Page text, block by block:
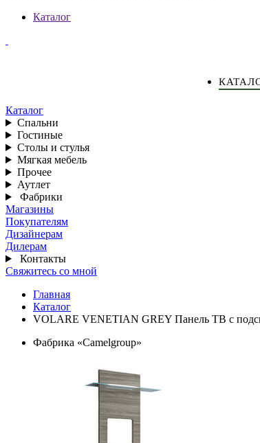
Каталог
Каталог
Спальни
Гостиные
Столы и стулья
Мягкая мебель
Прочее
Аутлет
Фабрики
Магазины
Покупателям
Дизайнерам
Дилерам
Контакты
Свяжитесь со мной
Главная
Каталог
VOLARE VENETIAN GREY Панель ТВ с
Фабрика «Camelgroup»